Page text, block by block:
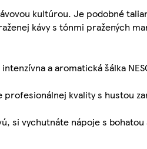
kultúrou. Je podobné
kávy s tónmi pražených
a aromatická šálka
kvality s hustou
si vychutnáte nápoje s